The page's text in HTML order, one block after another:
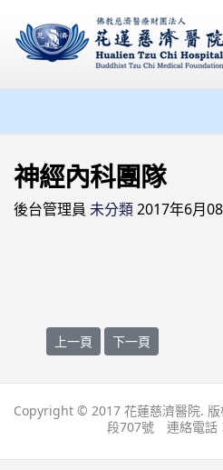
神經內科團隊
後台管理員 未分類2017年6月
上一篇文章: 專科介紹
上一頁 下一篇文章: 精神醫
下一頁
Copyright © 2017 花蓮慈濟醫院. 版
段707號 連絡電話